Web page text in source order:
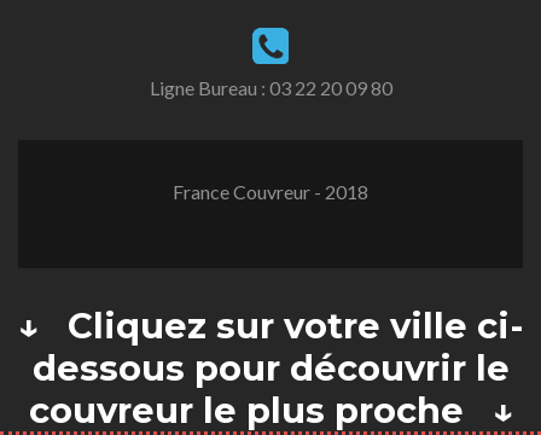
Ligne Bureau : 03 22 20 09 80
France Couvreur - 2018
↓ Cliquez sur votre ville ci-
dessous pour découvrir le
couvreur le plus proche ↓